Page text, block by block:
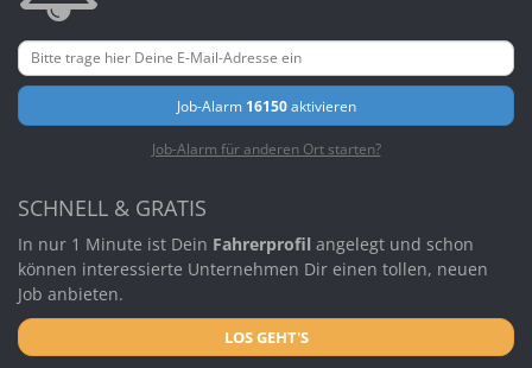
Job-Alarm 16150aktivieren
Job-Alarm für anderen Ort starten?
SCHNELL & GRATIS
In nur 1 Minute ist Dein Fahrerprofil angelegt und schon
können interessierte Unternehmen Dir einen tollen, neuen
Job anbieten.
LOS GEHT'S